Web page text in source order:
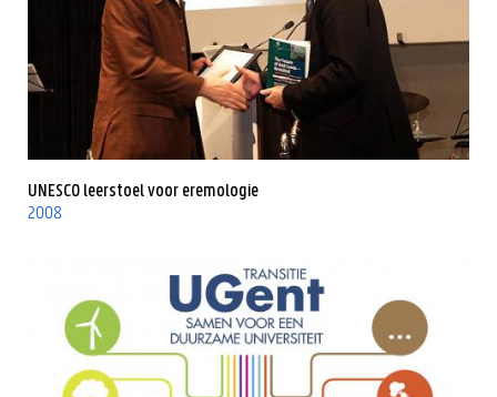
UNESCO leerstoel voor eremologie
2008